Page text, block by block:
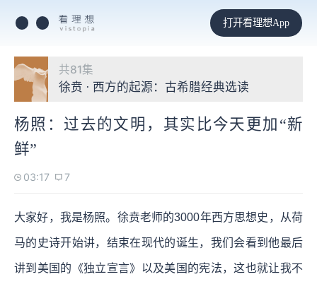
打开看理想App
共81集
徐贲 · 西方的起源：古希腊经典选读
杨照：过去的文明，其实比今天更加“新
鲜”
03:17 7
大家好，我是杨照。徐贲老师的3000年西方思想史，从荷
马的史诗开始讲，结束在现代的诞生，我们会看到他最后
讲到美国的《独立宣言》以及美国的宪法，这也就让我不